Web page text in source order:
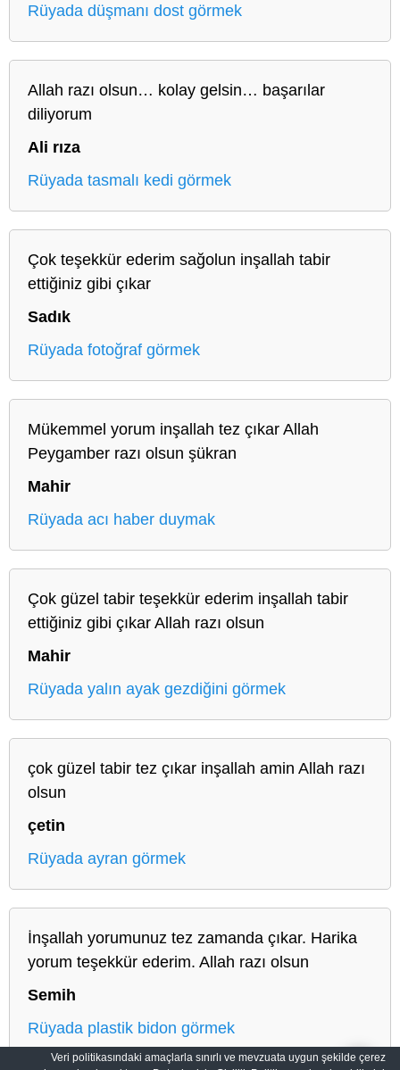
Rüyada düşmanı dost görmek
Allah razı olsun… kolay gelsin… başarılar
diliyorum
Ali rıza
Rüyada tasmalı kedi görmek
Çok teşekkür ederim sağolun inşallah tabir
ettiğiniz gibi çıkar
Sadık
Rüyada fotoğraf görmek
Mükemmel yorum inşallah tez çıkar Allah
Peygamber razı olsun şükran
Mahir
Rüyada acı haber duymak
Çok güzel tabir teşekkür ederim inşallah tabir
ettiğiniz gibi çıkar Allah razı olsun
Mahir
Rüyada yalın ayak gezdiğini görmek
çok güzel tabir tez çıkar inşallah amin Allah razı
olsun
çetin
Rüyada ayran görmek
İnşallah yorumunuz tez zamanda çıkar. Harika
yorum teşekkür ederim. Allah razı olsun
Semih
Rüyada plastik bidon görmek
Veri politikasındaki amaçlarla sınırlı ve mevzuata uygun şekilde çerez